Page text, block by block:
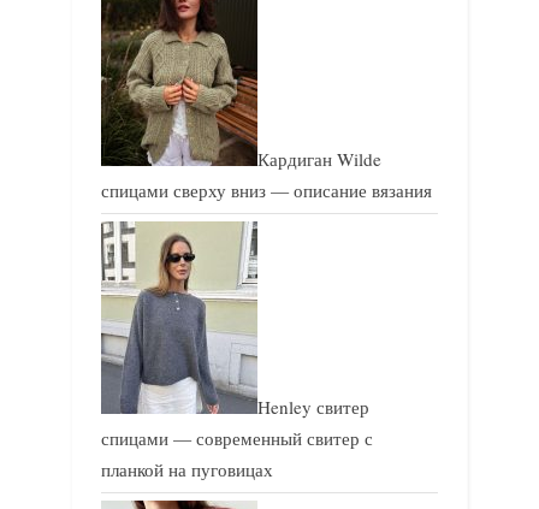
Кардиган Wilde
спицами сверху вниз — описание вязания
Henley свитер
спицами — современный свитер с
планкой на пуговицах